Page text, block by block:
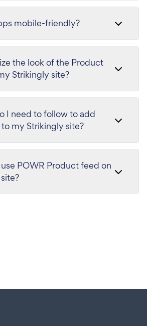
mobile-friendly?
the look of the Product
Strikingly site?
I need to follow to add
my Strikingly site?
POWR Product feed on